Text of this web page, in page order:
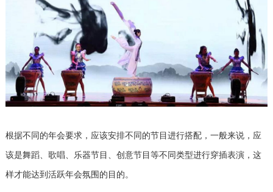
根据不同的年会要求，应该安排不同的节目进行搭配，一般来说，应
该是舞蹈、歌唱、乐器节目、创意节目等不同类型进行穿插表演，这
样才能达到活跃年会氛围的目的。